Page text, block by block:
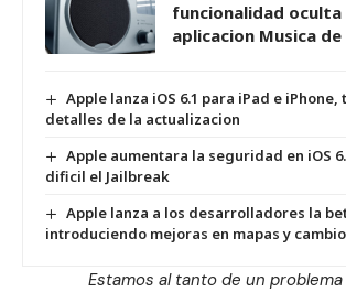
funcionalidad oculta
aplicacion Musica de
Apple lanza iOS 6.1 para iPad e iPhone,
detalles de la actualizacion
Apple aumentara la seguridad en iOS
dificil el Jailbreak
Apple lanza a los desarrolladores la
introduciendo mejoras en mapas y
Estamos al tanto de un